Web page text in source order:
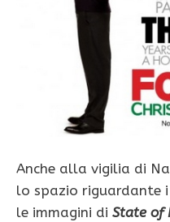
Anche alla vigilia di
lo spazio riguardante i
le immagini di State of